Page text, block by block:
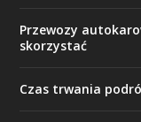
Przewozy
skorzystać
Czas trwania